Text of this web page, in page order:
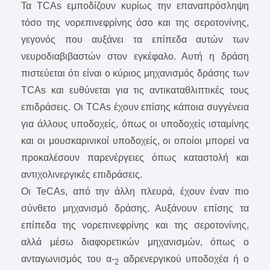
Τα TCAs εμποδίζουν κυρίως την επαναπρόσληψη
τόσο της νορεπινεφρίνης όσο και της σεροτονίνης,
γεγονός που αυξάνει τα επίπεδα αυτών των
νευροδιαβιβαστών στον εγκέφαλο. Αυτή η δράση
πιστεύεται ότι είναι ο κύριος μηχανισμός δράσης των
TCAs και ευθύνεται για τις αντικαταθλιπτικές τους
επιδράσεις. Οι TCAs έχουν επίσης κάποια συγγένεια
για άλλους υποδοχείς, όπως οι υποδοχείς ισταμίνης
και οι μουσκαρινικοί υποδοχείς, οι οποίοι μπορεί να
προκαλέσουν παρενέργειες όπως καταστολή και
αντιχολινεργικές επιδράσεις.
Οι TeCAs, από την άλλη πλευρά, έχουν έναν πιο
σύνθετο μηχανισμό δράσης. Αυξάνουν επίσης τα
επίπεδα της νορεπινεφρίνης και της σεροτονίνης,
αλλά μέσω διαφορετικών μηχανισμών, όπως ο
ανταγωνισμός του α-2αδρενεργικού υποδοχέα ή ο